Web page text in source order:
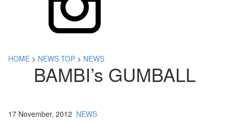
HOME > NEWS TOP > NEWS
BAMBI’s GUMBALL
17 November, 2012 NEWS